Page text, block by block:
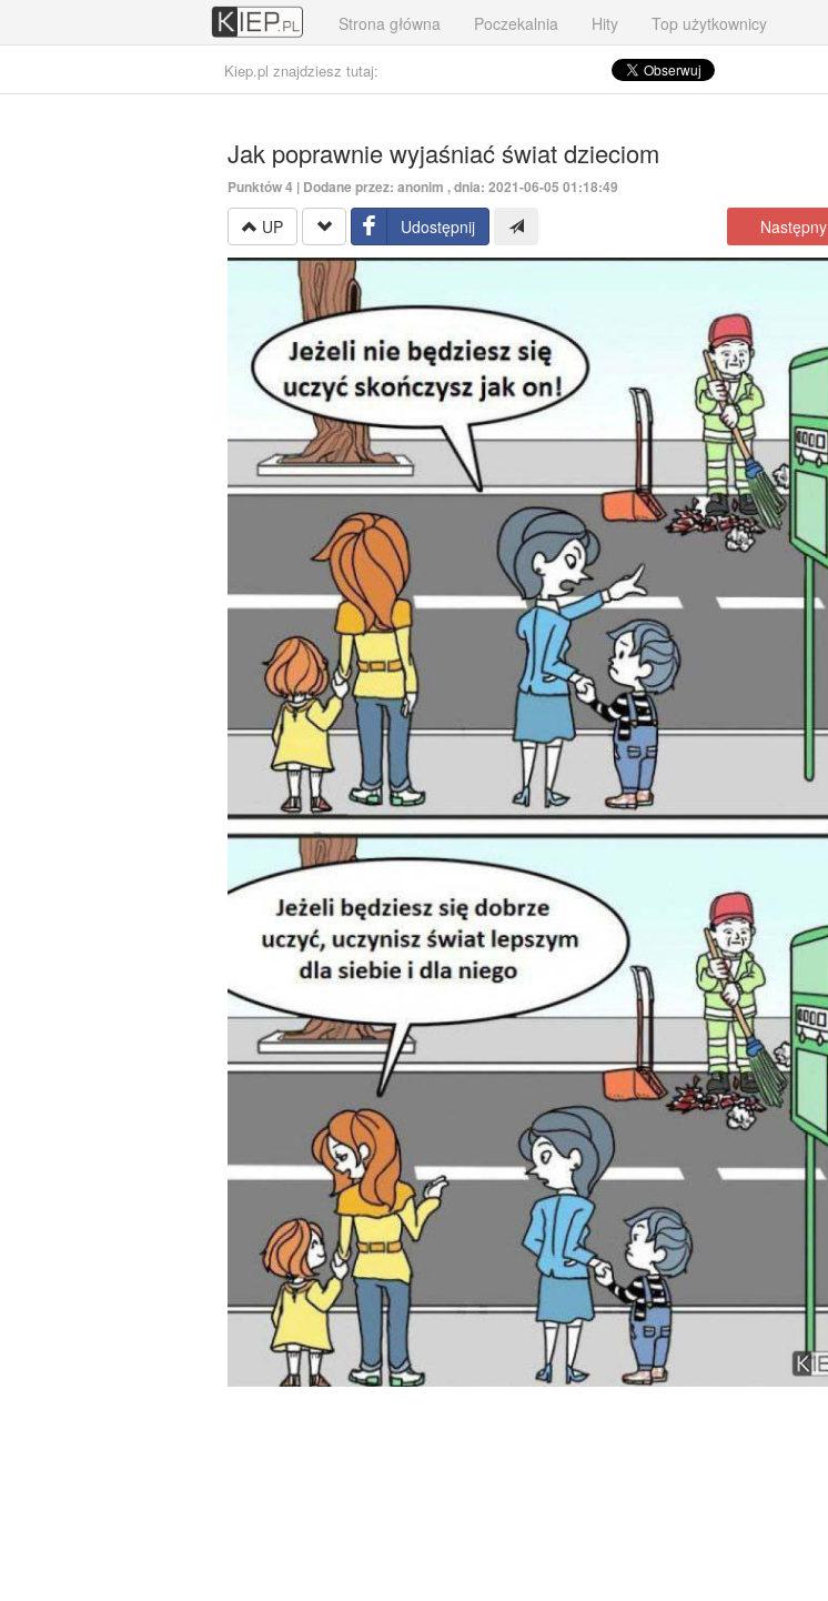
Strona główna Poczekalnia Hity Top użytkownicy
Kiep.pl znajdziesz tutaj:
Jak poprawnie wyjaśniać świat dzieciom
Punktów4 | Dodane przez: anonim , dnia: 2021-06-05 01:18:49
UP Udostępnij Następny